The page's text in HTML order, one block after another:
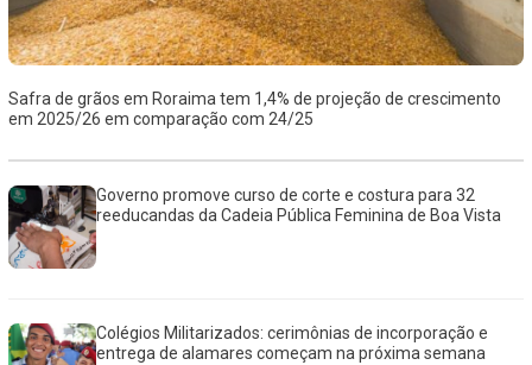
Safra de grãos em Roraima tem 1,4% de projeção de crescimento
em 2025/26 em comparação com 24/25
Governo promove curso de corte e costura para 32
reeducandas da Cadeia Pública Feminina de Boa Vista
Colégios Militarizados: cerimônias de incorporação e
entrega de alamares começam na próxima semana